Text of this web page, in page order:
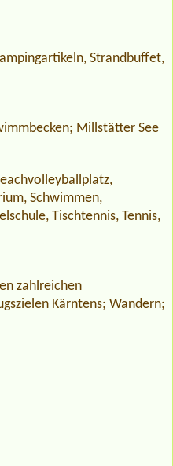
Strandbuffet,
Millstätter See
Schwimmen,
Tischtennis, Tennis,
zahlreichen
Kärntens; Wandern;